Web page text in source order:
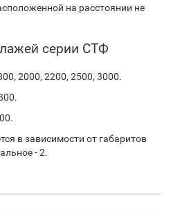
на расстоянии не
серии СТФ
2000, 2200, 2500, 3000.
в зависимости от габаритов
- 2.